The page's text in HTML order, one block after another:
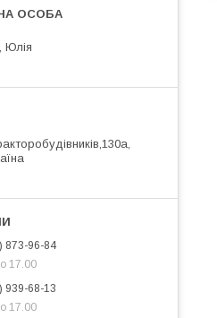
Юлія
873-96-84
17.00
939-68-13
17.00